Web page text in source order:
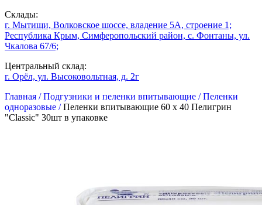
Склады:
г. Мытищи, Волковское шоссе, владение 5А, строение 1;
Республика Крым, Симферопольский район, с. Фонтаны, ул.
Чкалова 67/6;
Центральный склад:
г. Орёл, ул. Высоковольтная, д. 2г
Главная /Подгузники и пеленки впитывающие /Пеленки
одноразовые /Пеленки впитывающие 60 х 40 Пелигрин
"Classic" 30шт в упаковке